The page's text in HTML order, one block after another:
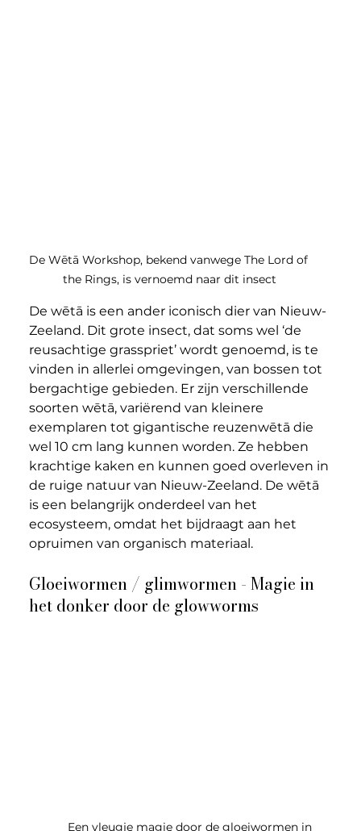
De Wētā Workshop, bekend vanwege The Lord of
the Rings, is vernoemd naar dit insect
De wētā is een ander iconisch dier van Nieuw-
Zeeland. Dit grote insect, dat soms wel ‘de
reusachtige grasspriet’ wordt genoemd, is te
vinden in allerlei omgevingen, van bossen tot
bergachtige gebieden. Er zijn verschillende
soorten wētā, variërend van kleinere
exemplaren tot gigantische reuzenwētā die
wel 10 cm lang kunnen worden. Ze hebben
krachtige kaken en kunnen goed overleven in
de ruige natuur van Nieuw-Zeeland. De wētā
is een belangrijk onderdeel van het
ecosysteem, omdat het bijdraagt aan het
opruimen van organisch materiaal.
Gloeiwormen / glimwormen - Magie in
het donker door de glowworms
Een vleugje magie door de gloeiwormen in